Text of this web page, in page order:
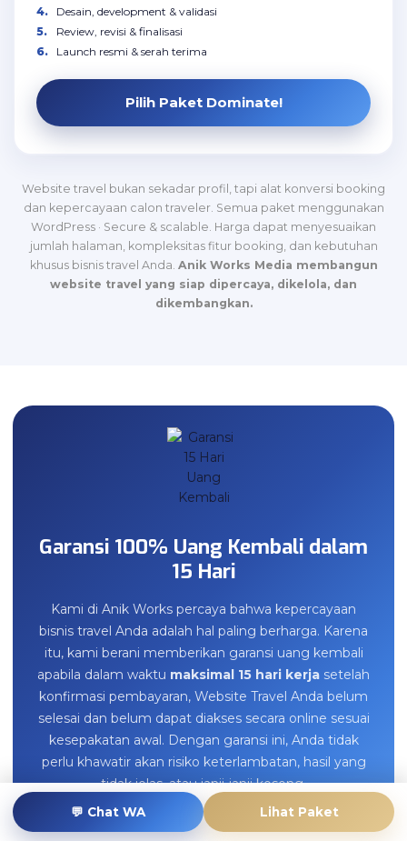
Desain, development & validasi
Review, revisi & finalisasi
Launch resmi & serah terima
Pilih Paket Dominate!
Website travel bukan sekadar profil, tapi alat konversi booking
dan kepercayaan calon traveler. Semua paket menggunakan
WordPress · Secure & scalable. Harga dapat menyesuaikan
jumlah halaman, kompleksitas fitur booking, dan kebutuhan
khusus bisnis travel Anda. Anik Works Media membangun
website travel yang siap dipercaya, dikelola, dan
dikembangkan.
Garansi 100% Uang Kembali dalam
15 Hari
Kami di Anik Works percaya bahwa kepercayaan
bisnis travel Anda adalah hal paling berharga. Karena
itu, kami berani memberikan garansi uang kembali
apabila dalam waktu maksimal 15 hari kerja setelah
konfirmasi pembayaran, Website Travel Anda belum
selesai dan belum dapat diakses secara online sesuai
kesepakatan awal. Dengan garansi ini, Anda tidak
perlu khawatir akan risiko keterlambatan, hasil yang
tidak jelas, atau janji-janji kosong.
💬 Chat WA Lihat Paket